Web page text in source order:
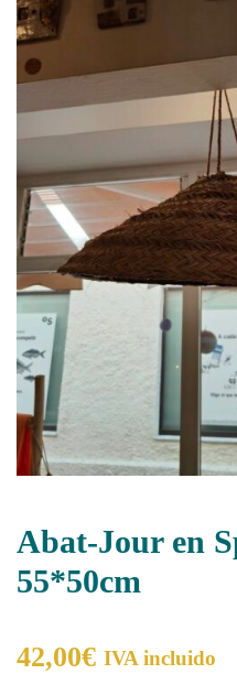
Abat-Jour en
55*50cm
42,00€ IVA incluido